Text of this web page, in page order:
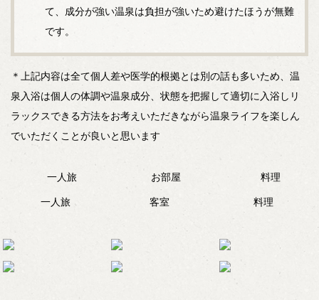
て、成分が強い温泉は負担が強いため避けたほうが無難
です。
＊上記内容は全て個人差や医学的根拠とは別の話も多いため、温
泉入浴は個人の体調や温泉成分、状態を把握して適切に入浴しリ
ラックスできる方法をお考えいただきながら温泉ライフを楽しん
でいただくことが良いと思います
一人旅 客室 料理